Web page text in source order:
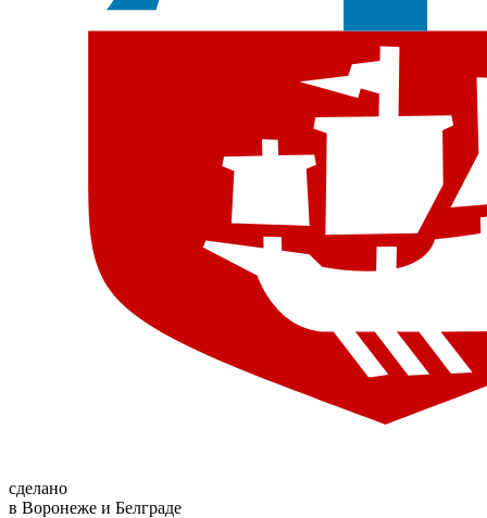
сделано
в Воронеже и Белграде